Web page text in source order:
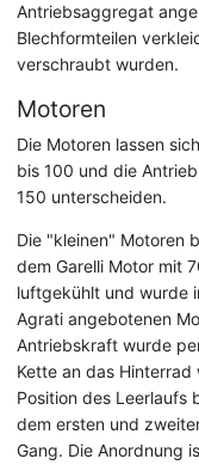
Antriebsaggregat
Blechformteilen
verschraubt wurden.
Motoren
Die Motoren lassen
bis 100 und die
150 unterscheiden.
Die "kleinen" Motoren
dem Garelli Motor mit
luftgekühlt und wurde
Agrati angebotenen
Antriebskraft wurde
Kette an das
Position des Leerlaufs
dem ersten und
Gang. Die Anordnung